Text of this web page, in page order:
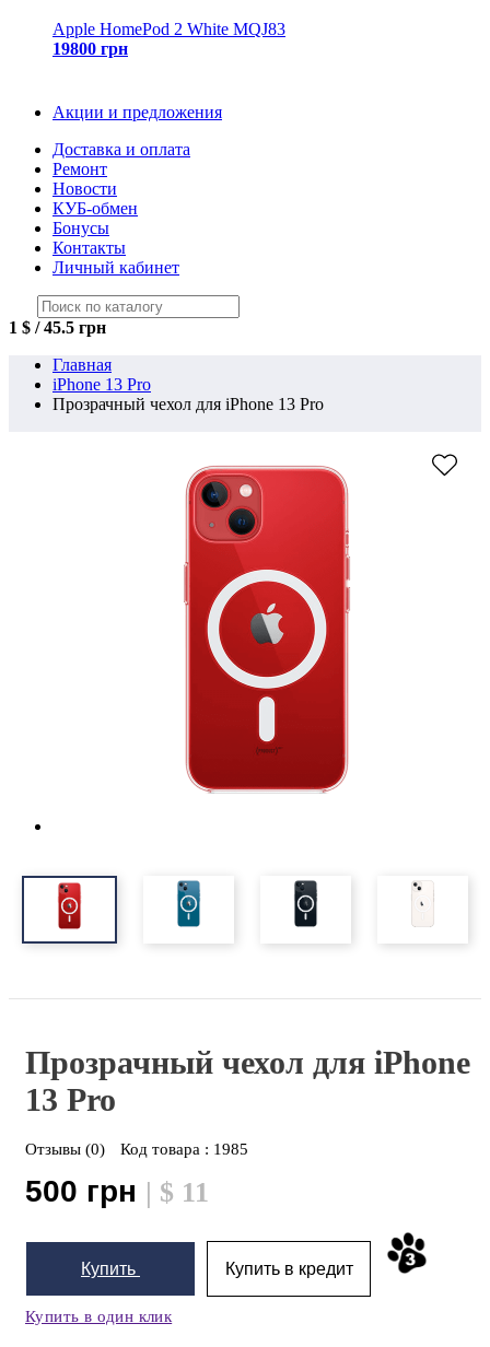
Apple HomePod 2 White MQJ83
19800 грн
Акции и предложения
Доставка и оплата
Ремонт
Новости
КУБ-обмен
Бонусы
Контакты
Личный кабинет
1 $ / 45.5 грн
Главная
iPhone 13 Pro
Прозрачный чехол для iPhone 13 Pro
Прозрачный чехол для iPhone
13 Pro
Отзывы (0) Код товара : 1985
500 грн | $ 11
Купить Купить в кредит
Купить в один клик